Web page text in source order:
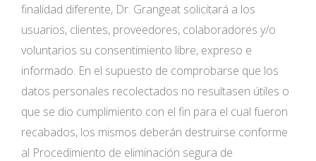
finalidad diferente, Dr. Grangeat solicitará a los
usuarios, clientes, proveedores, colaboradores y/o
voluntarios su consentimiento libre, expreso e
informado. En el supuesto de comprobarse que los
datos personales recolectados no resultasen útiles o
que se dio cumplimiento con el fin para el cual fueron
recabados, los mismos deberán destruirse conforme
al Procedimiento de eliminación segura de